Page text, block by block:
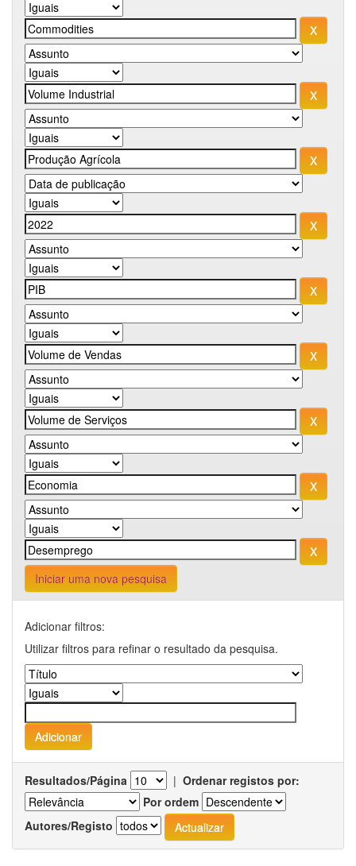
Iniciar uma nova pesquisa
Adicionar filtros:
Utilizar filtros para refinar o resultado da pesquisa.
Resultados/Página | Ordenar registos por:
Por ordem
Autores/Registo